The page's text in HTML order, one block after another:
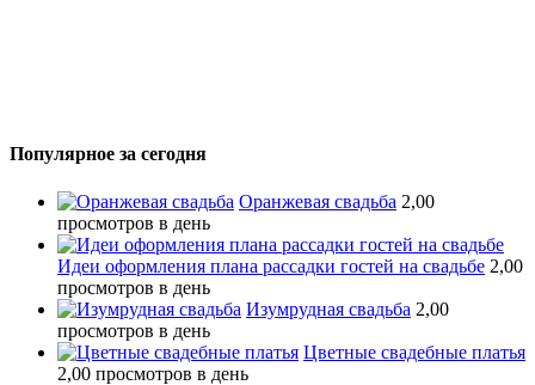
Популярное за сегодня
Оранжевая свадьба 2,00
просмотров в день
Идеи оформления плана рассадки гостей на свадьбе 2,00
просмотров в день
Изумрудная свадьба 2,00
просмотров в день
Цветные свадебные платья
2,00 просмотров в день